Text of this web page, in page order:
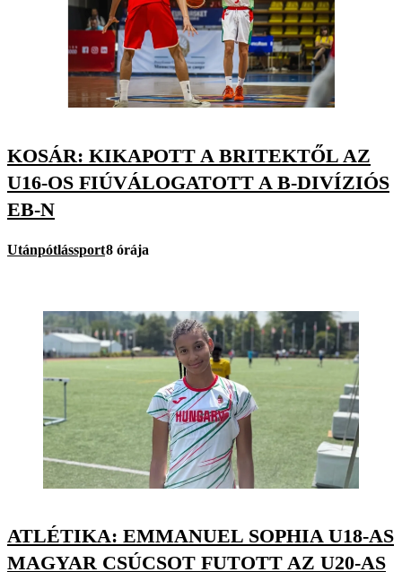
KOSÁR: KIKAPOTT A BRITEKTŐL AZ
U16-OS FIÚVÁLOGATOTT A B-DIVÍZIÓS
EB-N
Utánpótlássport8 órája
ATLÉTIKA: EMMANUEL SOPHIA U18-AS
MAGYAR CSÚCSOT FUTOTT AZ U20-AS